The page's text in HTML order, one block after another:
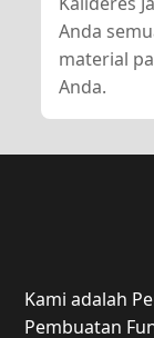
Anda
material
Anda.
Kami adalah
Pembuatan